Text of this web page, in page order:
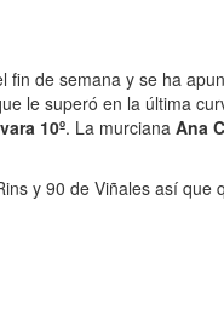
de semana y se ha
le superó en la última
10º. La murciana Ana
y 90 de Viñales así